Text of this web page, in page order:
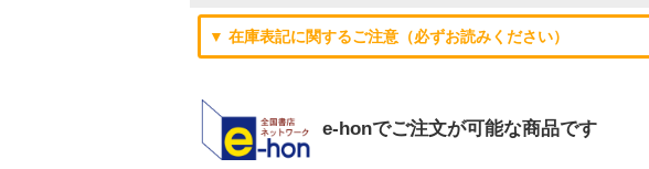
▼ 在庫表記に関するご注意（必ずお読みください）
e-honでご注文が可能な商品です